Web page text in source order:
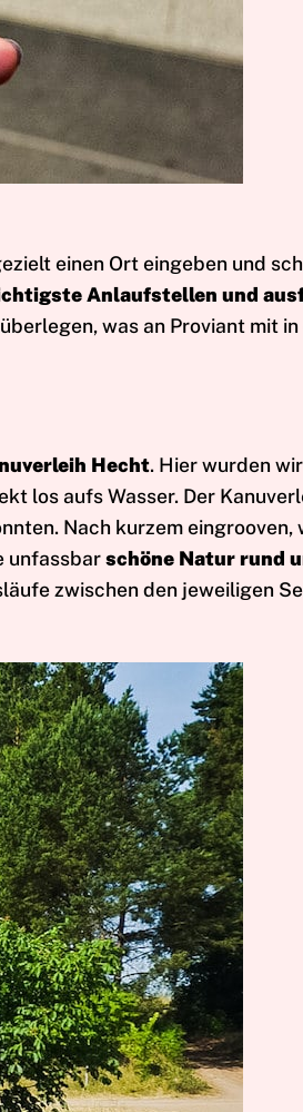
einen Ort eingeben und
Anlaufstellen und
was an Proviant mit in
Hecht. Hier wurden
los aufs Wasser. Der
Nach kurzem eingrooven,
unfassbarschöne Natur rund
zwischen den jeweiligen